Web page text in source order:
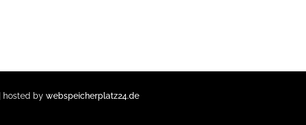
| hosted by webspeicherplatz24.de